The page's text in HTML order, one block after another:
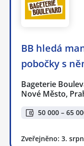
BB hledá
pobočky s
Bageterie
Nové Město,
50 000 – 65
Zveřejněno: 3.